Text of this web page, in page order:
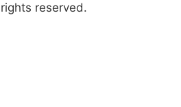
reserved.